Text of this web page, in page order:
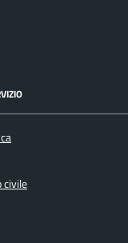
civile